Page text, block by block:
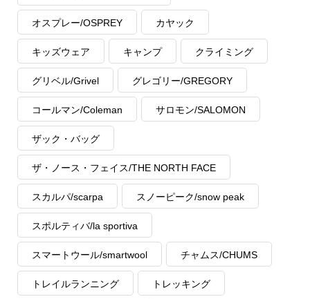
オスプレー/OSPREY カヤック
キッズウェア キャンプ クライミング
グリベル/Grivel グレゴリー/GREGORY
コールマン/Coleman サロモン/SALOMON
ザック・バッグ
ザ・ノース・フェイス/THE NORTH FACE
スカルパ/scarpa スノーピーク/snow peak
スポルティバ/la sportiva
スマートウール/smartwool チャムス/CHUMS
トレイルランニング トレッキング